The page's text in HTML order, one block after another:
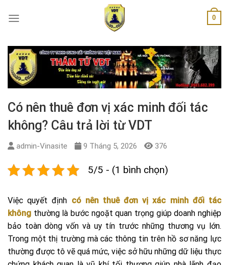
0
Có nên thuê đơn vị xác minh đối tác
không? Câu trả lời từ VDT
admin-Vinasite 9 Tháng 5, 2026 376
5/5 - (1 bình chọn)
Việc quyết định có nên thuê đơn vị xác minh đối tác
không thường là bước ngoặt quan trọng giúp doanh nghiệp
bảo toàn dòng vốn và uy tín trước những thương vụ lớn.
Trong một thị trường mà các thông tin trên hồ sơ năng lực
thường được tô vẽ quá mức, việc sở hữu những dữ liệu thực